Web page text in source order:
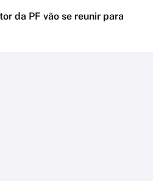
da PF vão se reunir para